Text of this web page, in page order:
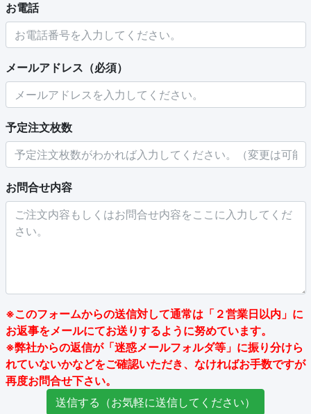
お電話
メールアドレス（必須）
予定注文枚数
お問合せ内容
※このフォームからの送信対して通常は「２営業日以内」に
お返事をメールにてお送りするように努めています。
※弊社からの返信が「迷惑メールフォルダ等」に振り分けら
れていないかなどをご確認いただき、なければお手数ですが
再度お問合せ下さい。